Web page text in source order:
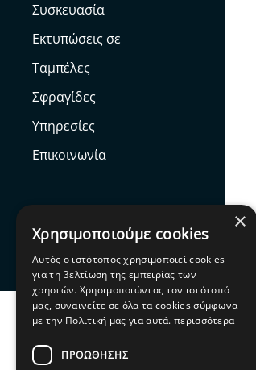
Συσκευασία
Εκτυπώσεις σε
Ταμπέλες
Σφραγίδες
Υπηρεσίες
Επικοινωνία
Facebook
×
Χρησιμοποιούμε cookies
Αυτός ο ιστότοπος χρησιμοποιεί cookies
για τη βελτίωση της εμπειρίας των
χρηστών. Χρησιμοποιώντας τον ιστότοπό
μας, συναινείτε σε όλα τα cookies σύμφωνα
με την Πολιτική μας για αυτά. περισσότερα
ΠΡΟΩΘΗΣΗΣ